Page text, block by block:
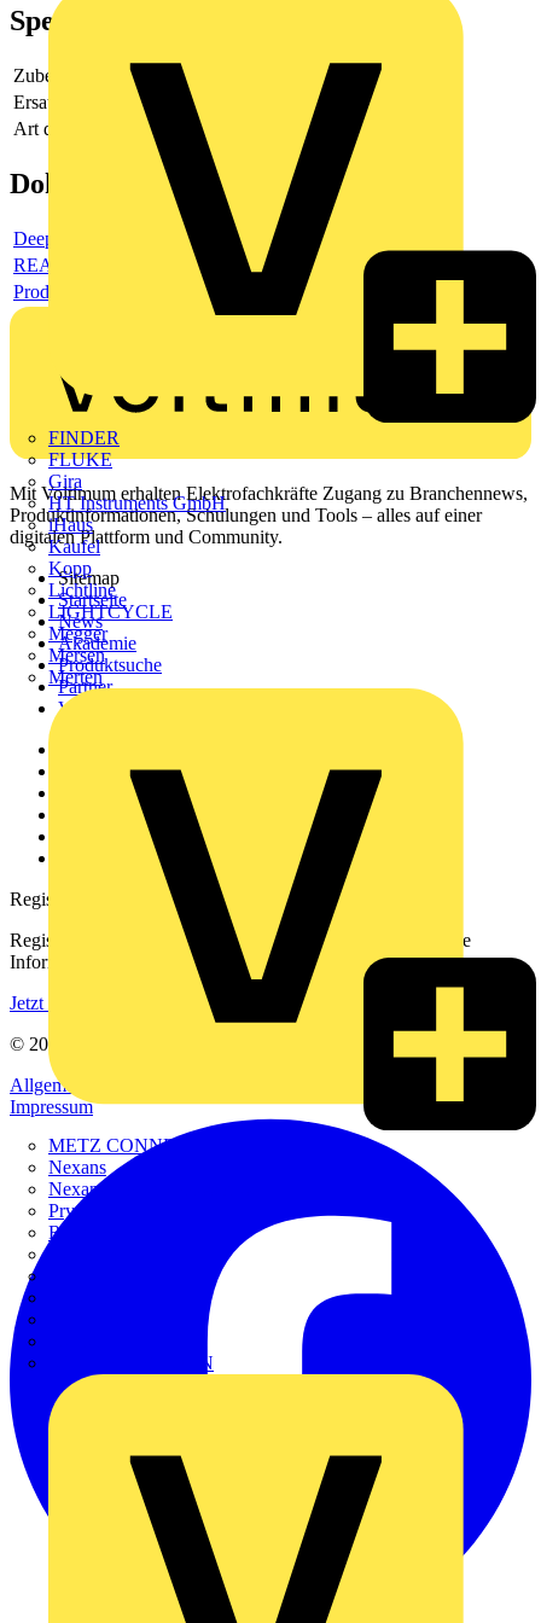
FINDER
FLUKE
Gira
HT Instruments GmbH
iHaus
Kaufel
Kopp
Lichtline
LIGHTCYCLE
Megger
Mersen
Merten
METZ CONNECT
Nexans
Nexans Power Accessories
Prysmian
Radium
STRIEBEL & JOHN
Spezifikationen
Zubehör
Ersatzteil
Art des Zubehörs/Ersatzteils
Dokumente
Deeplink Produktseite
REACH-Deklaration
Produktdatenblatt
Mit Voltimum erhalten Elektrofachkräfte Zugang zu Branchennews,
Produktinformationen, Schulungen und Tools – alles auf einer
digitalen Plattform und Community.
Sitemap
Startseite
News
Akademie
Produktsuche
Partner
Voltimum+
Downloadbereich (PDFs)
Häufig gestellte Fragen
voltimum.com
Registrierung
Registrieren Sie sich kostenlos und erhalten Sie stets aktuelle
Informationen aus der Elektroindustrie.
Jetzt registrieren
© 2002-
Allgemeine Geschäftsbedingungen
Impressum